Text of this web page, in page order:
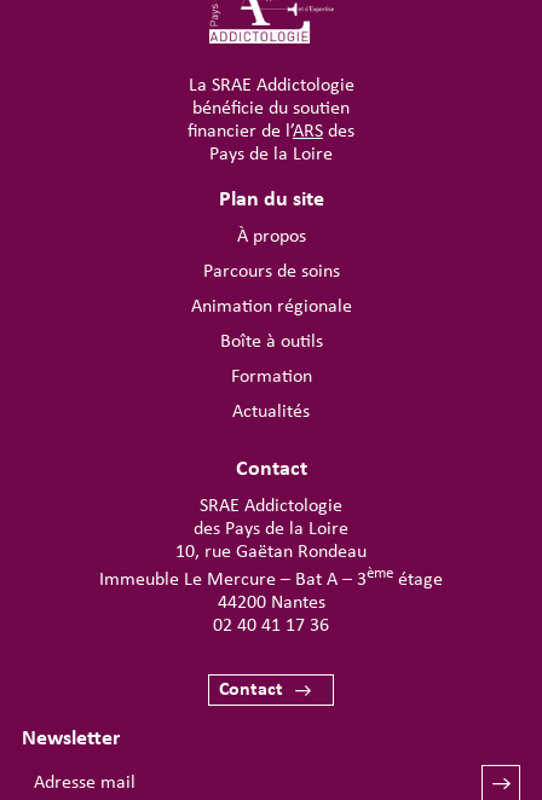
La SRAE Addictologie
bénéficie du soutien
financier de l’ARS des
Pays de la Loire
Plan du site
À propos
Parcours de soins
Animation régionale
Boîte à outils
Formation
Actualités
Contact
SRAE Addictologie
des Pays de la Loire
10, rue Gaëtan Rondeau
Immeuble Le Mercure – Bat A – 3ème étage
44200 Nantes
02 40 41 17 36
Contact
Newsletter